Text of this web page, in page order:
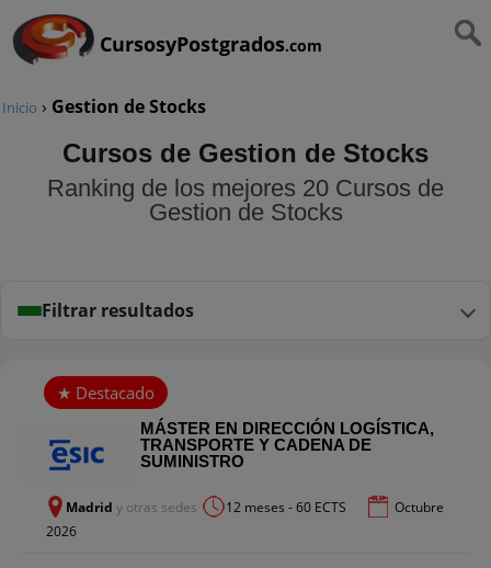
CursosyPostgrados.com
Inicio › Gestion de Stocks
Cursos de Gestion de Stocks
Ranking de los mejores 20 Cursos de
Gestion de Stocks
Filtrar resultados
MÁSTER EN DIRECCIÓN LOGÍSTICA,
TRANSPORTE Y CADENA DE
SUMINISTRO
Madrid y otras sedes 12 meses - 60 ECTS
Octubre
2026